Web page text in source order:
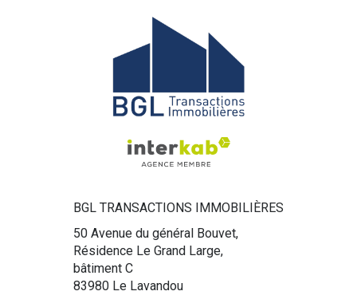
BGL TRANSACTIONS IMMOBILIÈRES
50 Avenue du général Bouvet,
Résidence Le Grand Large,
bâtiment C
83980 Le Lavandou